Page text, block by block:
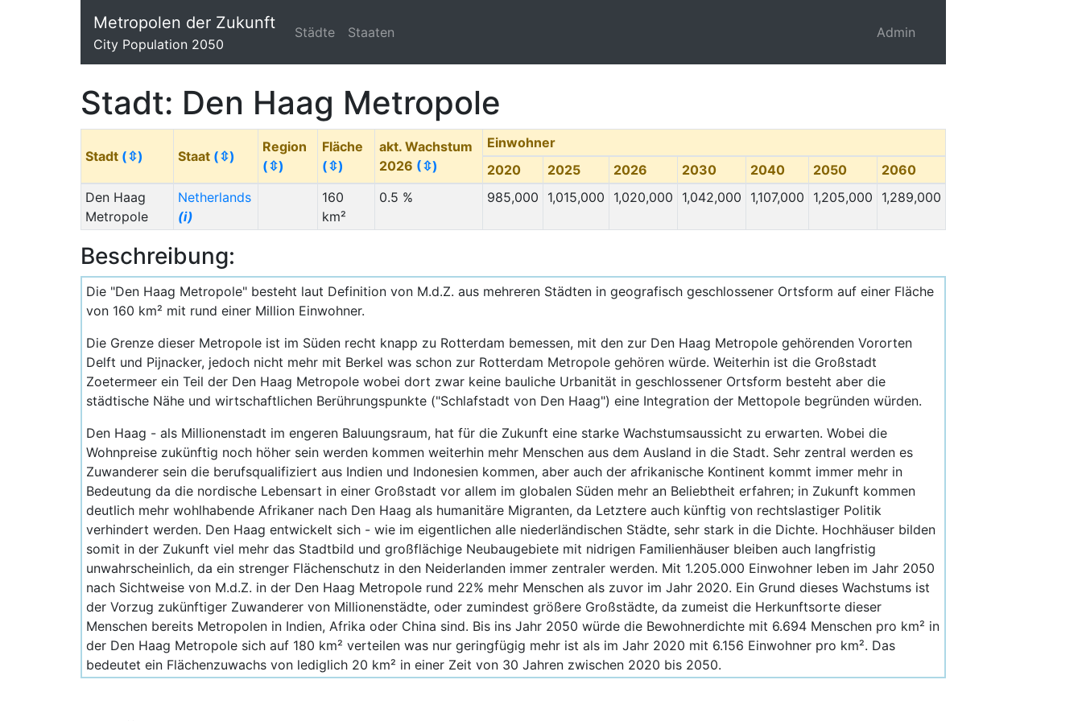
Metropolen der Zukunft
City Population 2050
Städte Staaten Admin
Stadt: Den Haag Metropole
Stadt (⇳) Staat (⇳)
Region
(⇳)
Fläche
(⇳)
akt. Wachstum
2026 (⇳)
Einwohner
2020
2025 2026 2030 2040 2050
2060
Den Haag
Metropole
Netherlands
(i)
160
km²
0.5 % 985,000 1,015,000 1,020,000 1,042,000 1,107,000 1,205,000 1,289,000
Beschreibung:
Die "Den Haag Metropole" besteht laut Definition von M.d.Z. aus mehreren Städten in geografisch geschlossener Ortsform auf einer Fläche
von 160 km² mit rund einer Million Einwohner.
Die Grenze dieser Metropole ist im Süden recht knapp zu Rotterdam bemessen, mit den zur Den Haag Metropole gehörenden Vororten
Delft und Pijnacker, jedoch nicht mehr mit Berkel was schon zur Rotterdam Metropole gehören würde. Weiterhin ist die Großstadt
Zoetermeer ein Teil der Den Haag Metropole wobei dort zwar keine bauliche Urbanität in geschlossener Ortsform besteht aber die
städtische Nähe und wirtschaftlichen Berührungspunkte ("Schlafstadt von Den Haag") eine Integration der Mettopole begründen würden.
Den Haag - als Millionenstadt im engeren Baluungsraum, hat für die Zukunft eine starke Wachstumsaussicht zu erwarten. Wobei die
Wohnpreise zukünftig noch höher sein werden kommen weiterhin mehr Menschen aus dem Ausland in die Stadt. Sehr zentral werden es
Zuwanderer sein die berufsqualifiziert aus Indien und Indonesien kommen, aber auch der afrikanische Kontinent kommt immer mehr in
Bedeutung da die nordische Lebensart in einer Großstadt vor allem im globalen Süden mehr an Beliebtheit erfahren; in Zukunft kommen
deutlich mehr wohlhabende Afrikaner nach Den Haag als humanitäre Migranten, da Letztere auch künftig von rechtslastiger Politik
verhindert werden. Den Haag entwickelt sich - wie im eigentlichen alle niederländischen Städte, sehr stark in die Dichte. Hochhäuser bilden
somit in der Zukunft viel mehr das Stadtbild und großflächige Neubaugebiete mit nidrigen Familienhäuser bleiben auch langfristig
unwahrscheinlich, da ein strenger Flächenschutz in den Neiderlanden immer zentraler werden. Mit 1.205.000 Einwohner leben im Jahr 2050
nach Sichtweise von M.d.Z. in der Den Haag Metropole rund 22% mehr Menschen als zuvor im Jahr 2020. Ein Grund dieses Wachstums ist
der Vorzug zukünftiger Zuwanderer von Millionenstädte, oder zumindest größere Großstädte, da zumeist die Herkunftsorte dieser
Menschen bereits Metropolen in Indien, Afrika oder China sind. Bis ins Jahr 2050 würde die Bewohnerdichte mit 6.694 Menschen pro km² in
der Den Haag Metropole sich auf 180 km² verteilen was nur geringfügig mehr ist als im Jahr 2020 mit 6.156 Einwohner pro km². Das
bedeutet ein Flächenzuwachs von lediglich 20 km² in einer Zeit von 30 Jahren zwischen 2020 bis 2050.